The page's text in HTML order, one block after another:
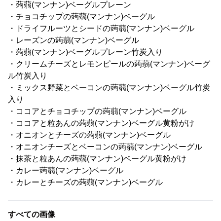
・蒟蒻(マンナン)ベーグルプレーン
・チョコチップの蒟蒻(マンナン)ベーグル
・ドライフルーツとシードの蒟蒻(マンナン)ベーグル
・レーズンの蒟蒻(マンナン)ベーグル
・蒟蒻(マンナン)ベーグルプレーン竹炭入り
・クリームチーズとレモンピールの蒟蒻(マンナン)ベーグ
ル竹炭入り
・ミックス野菜とベーコンの蒟蒻(マンナン)ベーグル竹炭
入り
・ココアとチョコチップの蒟蒻(マンナン)ベーグル
・ココアと粒あんの蒟蒻(マンナン)ベーグル黄粉がけ
・オニオンとチーズの蒟蒻(マンナン)ベーグル
・オニオンチーズとベーコンの蒟蒻(マンナン)ベーグル
・抹茶と粒あんの蒟蒻(マンナン)ベーグル黄粉がけ
・カレー蒟蒻(マンナン)ベーグル
・カレーとチーズの蒟蒻(マンナン)ベーグル
すべての画像